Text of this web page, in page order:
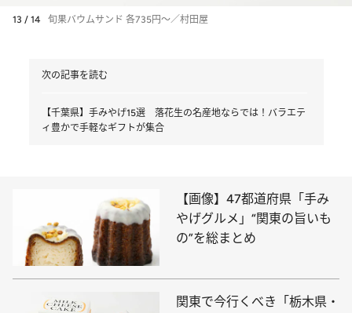
13 / 14 旬果バウムサンド 各735円～／村田屋
次の記事を読む
【千葉県】手みやげ15選 落花生の名産地ならでは！バラエテ
ィ豊かで手軽なギフトが集合
【画像】47都道府県「手み
やげグルメ」“関東の旨いも
の”を総まとめ
関東で今行くべき「栃木県・